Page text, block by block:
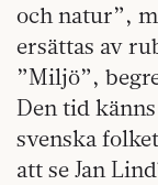
och natur”,
ersättas av
”Miljö”,
Den tid
svenska
att se Jan